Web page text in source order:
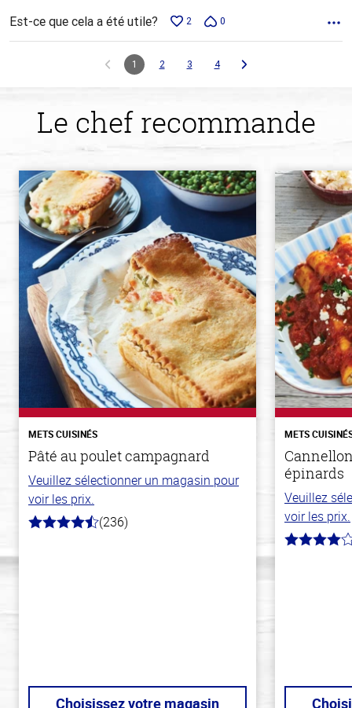
Est-ce que cela a été utile? 2 0
1 2 3 4
Le chef recommande
METS CUISINÉS
Pâté au poulet campagnard
Veuillez sélectionner un magasin pour
voir les prix.
4.3
(236)
Choisissez votre magasin
METS
épinards
Veuillez
voir les prix.
4.0